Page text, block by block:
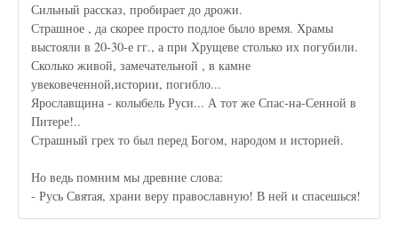
Сильный рассказ, пробирает до дрожи.
Страшное , да скорее просто подлое было время. Храмы
выстояли в 20-30-е гг., а при Хрущеве столько их погубили.
Сколько живой, замечательной , в камне
увековеченной,истории, погибло...
Ярославщина - колыбель Руси... А тот же Спас-на-Сенной в
Питере!..
Страшный грех то был перед Богом, народом и историей.
Но ведь помним мы древние слова:
- Русь Святая, храни веру православную! В ней и спасешься!